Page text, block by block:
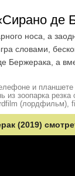
де
носа, а
словами,
Бержерака, а
и
зоопарка резка
(лордфильм),
(2019)